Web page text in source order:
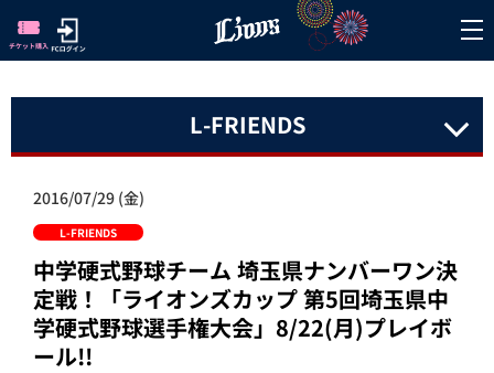
L-FRIENDS
2016/07/29 (金)
L-FRIENDS
中学硬式野球チーム 埼玉県ナンバーワン決
定戦！「ライオンズカップ 第5回埼玉県中
学硬式野球選手権大会」8/22(月)プレイボ
ール!!